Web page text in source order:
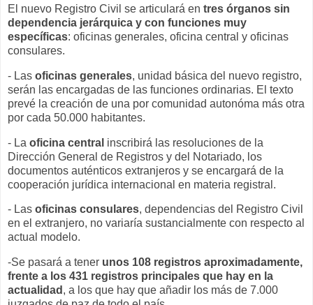
El nuevo Registro Civil se articulará en tres órganos sin
dependencia jerárquica y con funciones muy
específicas: oficinas generales, oficina central y oficinas
consulares.
- Las oficinas generales, unidad básica del nuevo registro,
serán las encargadas de las funciones ordinarias. El texto
prevé la creación de una por comunidad autonóma más otra
por cada 50.000 habitantes.
- La oficina central inscribirá las resoluciones de la
Dirección General de Registros y del Notariado, los
documentos auténticos extranjeros y se encargará de la
cooperación jurídica internacional en materia registral.
- Las oficinas consulares, dependencias del Registro Civil
en el extranjero, no variaría sustancialmente con respecto al
actual modelo.
-Se pasará a tener unos 108 registros aproximadamente,
frente a los 431 registros principales que hay en la
actualidad , a los que hay que añadir los más de 7.000